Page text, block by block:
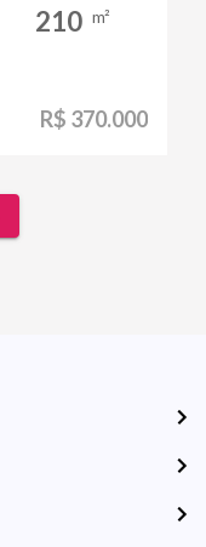
210 m²
R$ 370.000